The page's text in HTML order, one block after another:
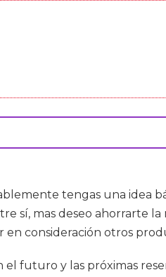
tengas una idea
sí, mas deseo ahorrarte
consideración otros
el futuro y las próximas